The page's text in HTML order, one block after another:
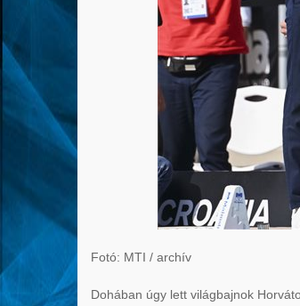
Fotó: MTI / archív
Dohában úgy lett világbajnok